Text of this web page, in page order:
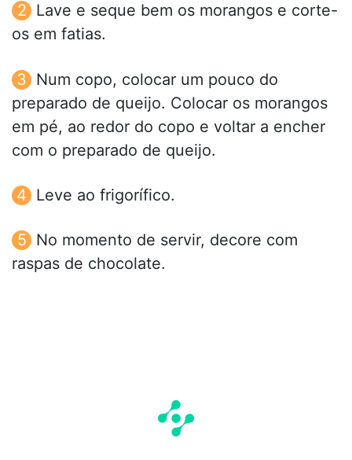
Lave e seque bem os morangos e corte-
os em fatias.
Num copo, colocar um pouco do
preparado de queijo. Colocar os morangos
em pé, ao redor do copo e voltar a encher
com o preparado de queijo.
Leve ao frigorífico.
No momento de servir, decore com
raspas de chocolate.